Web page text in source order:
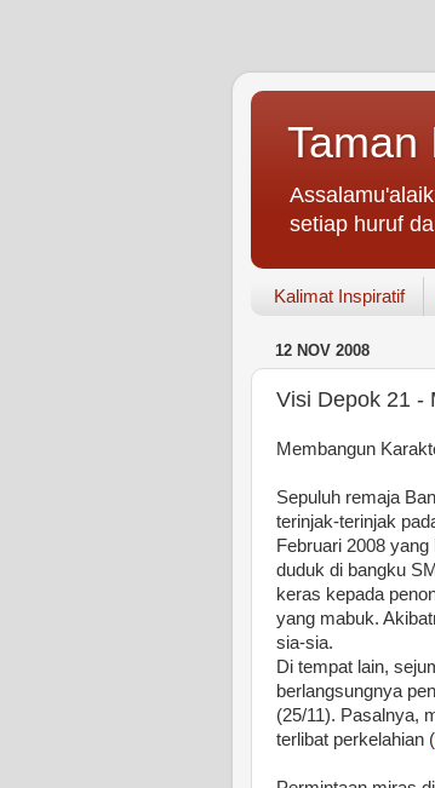
Taman
setiap huruf
Kalimat Inspiratif
12 NOV 2008
Visi Depok 21 -
Membangun
Sepuluh remaja
terinjak-terinjak
Februari 2008
duduk di bangku
keras kepada
yang mabuk.
sia-sia.
Di tempat lain,
berlangsungnya
(25/11). Pasalnya,
terlibat perkelahian (